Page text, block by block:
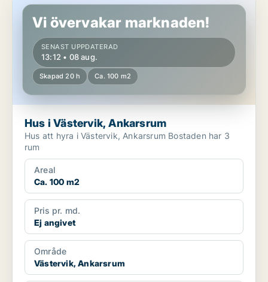
Vi övervakar marknaden!
SENAST UPPDATERAD
13:12 • 08 aug.
Skapad 20 h Ca. 100 m2
Hus i Västervik, Ankarsrum
Hus att hyra i Västervik, Ankarsrum Bostaden har 3
rum
Areal
Ca. 100 m2
Pris pr. md.
Ej angivet
Område
Västervik, Ankarsrum